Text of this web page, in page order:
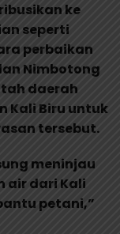
ke
seperti
perbaikan
Nimbotong
daerah
Kali Biru untuk
tersebut.
meninjau
air dari Kali
petani,”